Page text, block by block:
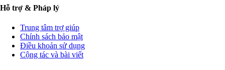
Hỗ trợ & Pháp lý
Trung tâm trợ giúp
Chính sách bảo mật
Điều khoản sử dụng
Cộng tác và bài viết